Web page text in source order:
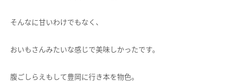
そんなに甘いわけでもなく、
おいもさんみたいな感じで美味しかったです。
腹ごしらえもして豊岡に行き本を物色。